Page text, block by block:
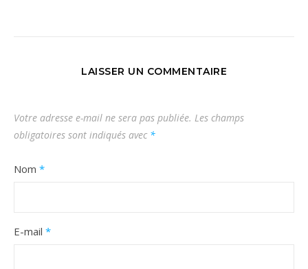
LAISSER UN COMMENTAIRE
Votre adresse e-mail ne sera pas publiée. Les champs
obligatoires sont indiqués avec *
Nom *
E-mail *